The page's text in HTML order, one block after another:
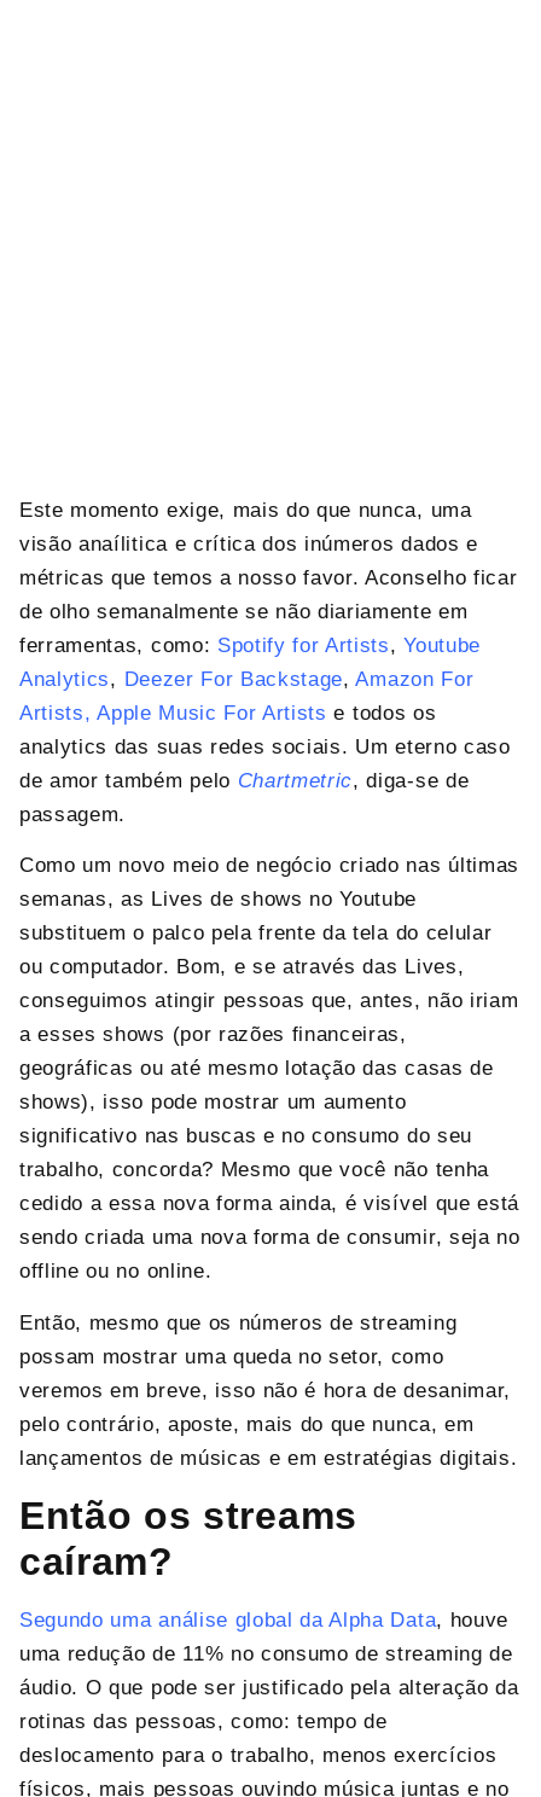
Este momento exige, mais do que nunca, uma
visão anaílitica e crítica dos inúmeros dados e
métricas que temos a nosso favor. Aconselho ficar
de olho semanalmente se não diariamente em
ferramentas, como: Spotify for Artists,Youtube
Analytics, Deezer For Backstage,Amazon For
Artists,Apple Music For Artists e todos os
analytics das suas redes sociais. Um eterno caso
de amor também pelo Chartmetric, diga-se de
passagem.
Como um novo meio de negócio criado nas últimas
semanas, as Lives de shows no Youtube
substituem o palco pela frente da tela do celular
ou computador. Bom, e se através das Lives,
conseguimos atingir pessoas que, antes, não iriam
a esses shows (por razões financeiras,
geográficas ou até mesmo lotação das casas de
shows), isso pode mostrar um aumento
significativo nas buscas e no consumo do seu
trabalho, concorda? Mesmo que você não tenha
cedido a essa nova forma ainda, é visível que está
sendo criada uma nova forma de consumir, seja no
offline ou no online.
Então, mesmo que os números de streaming
possam mostrar uma queda no setor, como
veremos em breve, isso não é hora de desanimar,
pelo contrário, aposte, mais do que nunca, em
lançamentos de músicas e em estratégias digitais.
Então os streams
caíram?
Segundo uma análise global da Alpha Data, houve
uma redução de 11% no consumo de streaming de
áudio. O que pode ser justificado pela alteração da
rotinas das pessoas, como: tempo de
deslocamento para o trabalho, menos exercícios
físicos, mais pessoas ouvindo música juntas e no